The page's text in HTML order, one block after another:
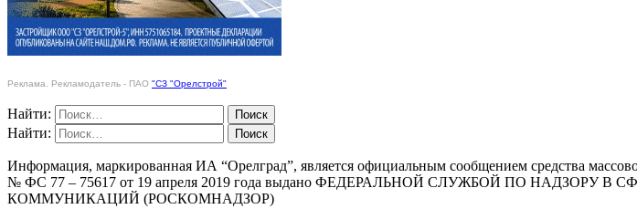
Реклама. Рекламодатель - ПАО "СЗ "Орелстрой"
Найти:
Найти:
Информация, маркированная ИА “Орелград”, является официальным сообщением средства
№ ФС 77 – 75617 от 19 апреля 2019 года выдано ФЕДЕРАЛЬНОЙ СЛУЖБОЙ ПО
КОММУНИКАЦИЙ (РОСКОМНАДЗОР)